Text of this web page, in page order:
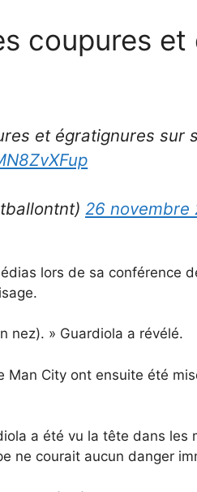
coupures
et égratignures
26 novembre
lors de sa conférence
nez). » Guardiola a révélé.
City ont ensuite été
a été vu la tête dans
ne courait aucun danger